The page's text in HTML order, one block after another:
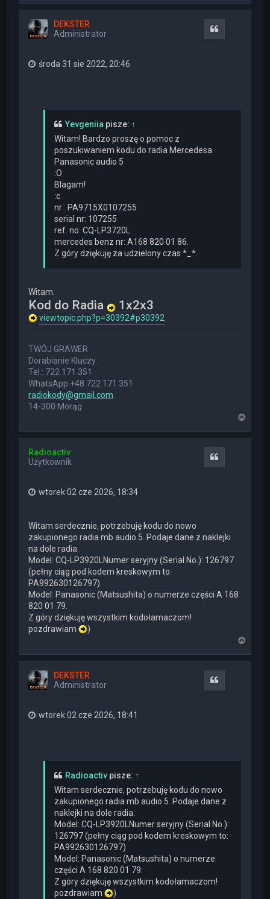
g
DEKSTER
Administrator
środa 31 sie 2022, 20:46
Yevgeniia pisze: ↑
Witam! Bardzo proszę o pomoc z
poszukiwaniem kodu do radia Mercedesa
Panasonic audio 5
:O
Blagam!
:c
nr : PA9715X0107255
serial nr: 107255
ref. no: CQ-LP3720L
mercedes benz nr: A168 820 01 86.
Z góry dziękuję za udzielony czas *_*.
Witam.
Kod do Radia 1x2x3
viewtopic.php?p=30392#p30392
TWÓJ GRAWER
Dorabianie Kluczy.
Tel.: 722 171 351
WhatsApp +48 722 171 351
radiokody@gmail.com
14-300 Morąg
g
Radioactiv
Użytkownik
wtorek 02 cze 2026, 18:34
Witam serdecznie, potrzebuję kodu do nowo
zakupionego radia mb audio 5. Podaje dane z naklejki
na dole radia:
Model: CQ-LP3920LNumer seryjny (Serial No.): 126797
(pełny ciąg pod kodem kreskowym to:
PA992630126797)
Model: Panasonic (Matsushita) o numerze części A 168
820 01 79.
Z góry dziękuję wszystkim kodołamaczom!
pozdrawiam
)
g
DEKSTER
Administrator
wtorek 02 cze 2026, 18:41
Radioactiv pisze: ↑
Witam serdecznie, potrzebuję kodu do nowo
zakupionego radia mb audio 5. Podaje dane z
naklejki na dole radia:
Model: CQ-LP3920LNumer seryjny (Serial No.):
126797 (pełny ciąg pod kodem kreskowym to:
PA992630126797)
Model: Panasonic (Matsushita) o numerze
części A 168 820 01 79.
Z góry dziękuję wszystkim kodołamaczom!
pozdrawiam
)